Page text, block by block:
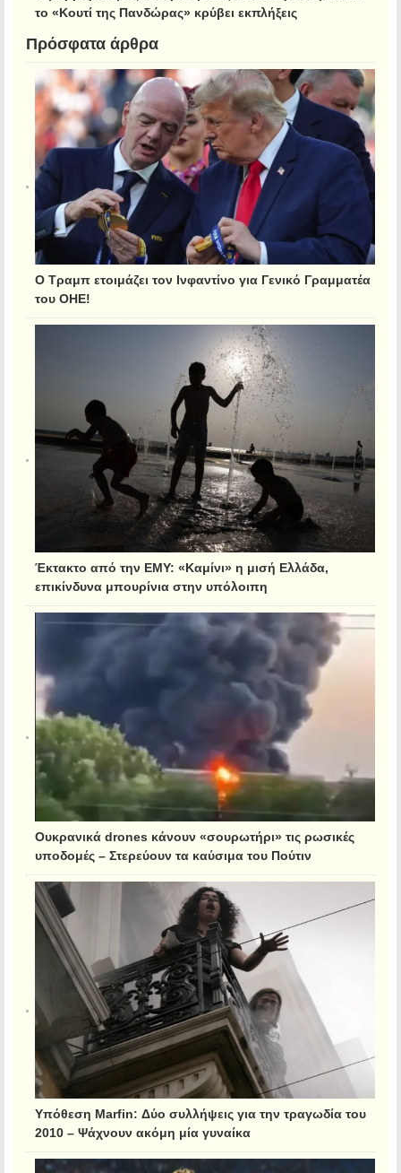
το «Κουτί της Πανδώρας» κρύβει εκπλήξεις
Πρόσφατα άρθρα
Ο Τραμπ ετοιμάζει τον Ινφαντίνο για Γενικό Γραμματέα
του ΟΗΕ!
Έκτακτο από την ΕΜΥ: «Καμίνι» η μισή Ελλάδα,
επικίνδυνα μπουρίνια στην υπόλοιπη
Ουκρανικά drones κάνουν «σουρωτήρι» τις ρωσικές
υποδομές – Στερεύουν τα καύσιμα του Πούτιν
Υπόθεση Marfin: Δύο συλλήψεις για την τραγωδία του
2010 – Ψάχνουν ακόμη μία γυναίκα